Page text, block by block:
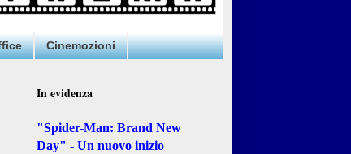
Cinemozioni
In evidenza
"Spider-Man: Brand New
Day" - Un nuovo inizio